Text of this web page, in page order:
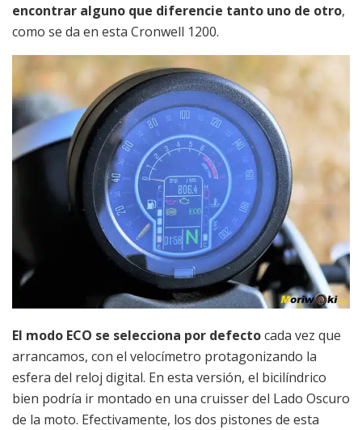
encontrar alguno que diferencie tanto uno de otro,
como se da en esta Cronwell 1200.
El modo ECO se selecciona por defectocada vez que
arrancamos, con el velocímetro protagonizando la
esfera del reloj digital. En esta versión, el bicilíndrico
bien podría ir montado en una cruisser del Lado Oscuro
de la moto. Efectivamente, los dos pistones de esta